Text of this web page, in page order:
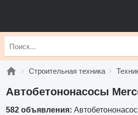
Строительная техника
Автобетононасосы
582 объявления: